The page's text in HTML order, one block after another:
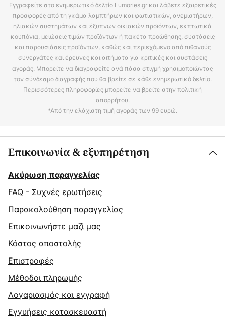
Εγγραφείτε στο ενημερωτικό δελτίο Lumories.gr και λάβετε εξαιρετικές
προσφορές από τη γκάμα λαμπτήρων και φωτιστικών, ανεμιστήρων,
ηλιακών συστημάτων και έξυπνων οικιακών προϊόντων, εκπτωτικά
κουπόνια, μειώσεις τιμών προϊόντων ή πακέτα προώθησης, συστάσεις
και παρουσιάσεις προϊόντων, καθώς και περιεχόμενο από πιθανούς
συνεργάτες και έρευνες και αιτήματα για κριτικές και συστάσεις
αγοράς. Μπορείτε να διαγραφείτε ανά πάσα στιγμή χρησιμοποιώντας
τον σύνδεσμο διαγραφής που θα βρείτε σε κάθε ενημερωτικό δελτίο.
Περισσότερες πληροφορίες μπορείτε να βρείτε στην πολιτική
απορρήτου.
*Από την ελάχιστη τιμή αγοράς των 99 ευρώ.
Επικοινωνία & εξυπηρέτηση
Ακύρωση παραγγελίας
FAQ - Συχνές ερωτήσεις
Παρακολούθηση παραγγελίας
Επικοινωνήστε μαζί μας
Κόστος αποστολής
Επιστροφές
Μέθοδοι πληρωμής
Λογαριασμός και εγγραφή
Εγγυήσεις κατασκευαστή